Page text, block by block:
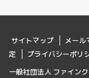
サイトマップ メール
定
プライバシーポリ
一般社団法人 ファイン